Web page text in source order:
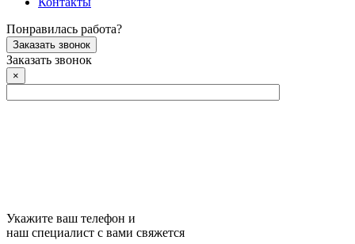
Понравилась работа?
Заказать звонок
Заказать звонок
×
Укажите ваш телефон и
наш специалист с вами свяжется